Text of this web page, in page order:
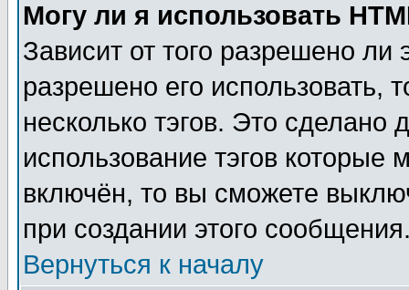
Могу ли я использовать
Зависит от того разрешено
разрешено его использовать,
несколько тэгов. Это сделано
использование тэгов
включён, то вы сможете
при создании этого
Вернуться к началу